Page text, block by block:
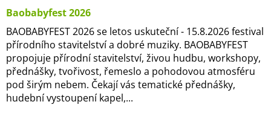
Baobabyfest 2026
BAOBABYFEST 2026 se letos uskuteční - 15.8.2026 festival
přírodního stavitelství a dobré muziky. BAOBABYFEST
propojuje přírodní stavitelství, živou hudbu, workshopy,
přednášky, tvořivost, řemeslo a pohodovou atmosféru
pod širým nebem. Čekají vás tematické přednášky,
hudební vystoupení kapel,...